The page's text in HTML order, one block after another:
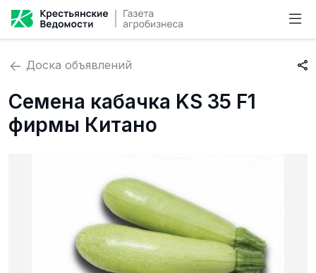
Доска объявлений
Семена кабачка KS 35 F1
фирмы Китано